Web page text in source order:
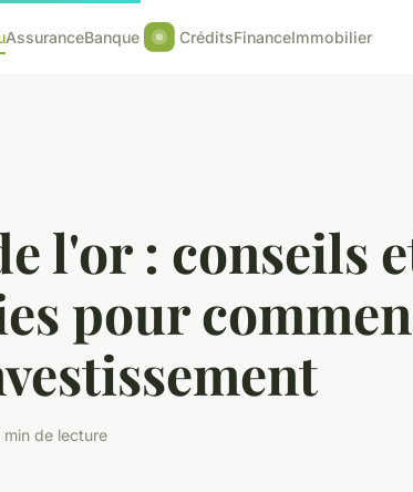
AssuranceBanque CréditsFinanceImmobilier
l'or : conseils
pour
de lecture